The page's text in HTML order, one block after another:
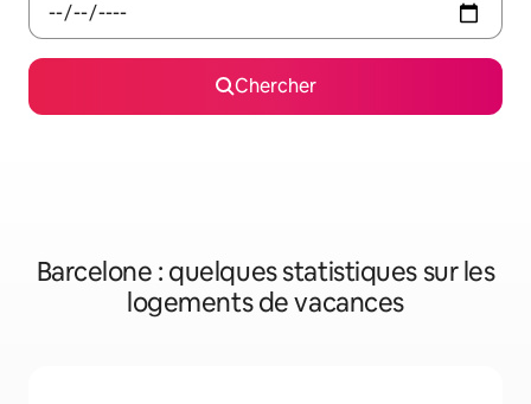
Chercher
Barcelone : quelques statistiques sur les
logements de vacances